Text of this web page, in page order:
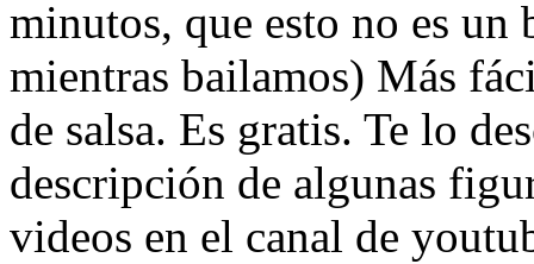
minutos, que esto no es
mientras bailamos) Más
de salsa. Es gratis. Te lo
descripción de algunas
videos en el canal de